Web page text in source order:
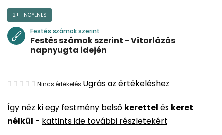
Így néz ki egy festmény belső kerettel és keret
nélkül - kattints ide további részletekért
2+1 INGYENES
Festés számok szerint
Festés számok szerint - Vitorlázás
napnyugta idején
A
átlagos
értékelése
Nincs értékelés Ugrás az értékeléshez